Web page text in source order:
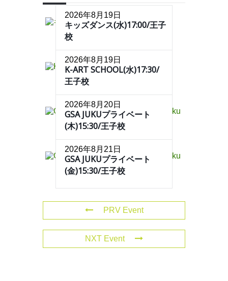
2026年8月19日
キッズダンス(水)17:00/王子
校
2026年8月19日
K-ART SCHOOL(水)17:30/
王子校
2026年8月20日
GSA JUKUプライベート
(木)15:30/王子校
2026年8月21日
GSA JUKUプライベート
(金)15:30/王子校
PRV Event
NXT Event